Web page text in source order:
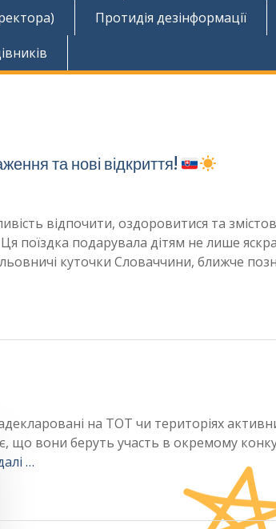
Протидія дезінформації
та нові відкриття!
відпочити, оздоровитися та
поїздка подарувала дітям не лише
куточки Словаччини, ближче
на ТОТ чи територіях
вони беруть участь в окремому
…